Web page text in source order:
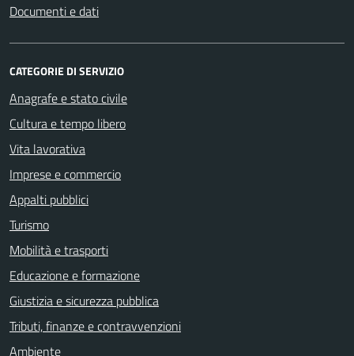
Documenti e dati
CATEGORIE DI SERVIZIO
Anagrafe e stato civile
Cultura e tempo libero
Vita lavorativa
Imprese e commercio
Appalti pubblici
Turismo
Mobilità e trasporti
Educazione e formazione
Giustizia e sicurezza pubblica
Tributi, finanze e contravvenzioni
Ambiente